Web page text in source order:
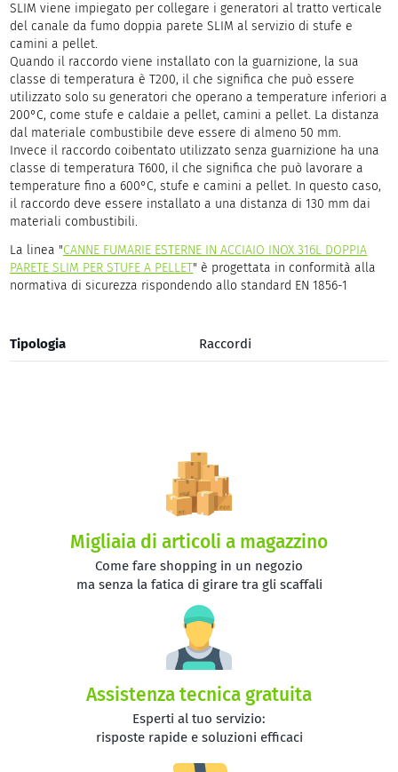
SLIM viene impiegato per collegare i generatori al tratto verticale
del canale da fumo doppia parete SLIM al servizio di stufe e
camini a pellet.
Quando il raccordo viene installato con la guarnizione, la sua
classe di temperatura è T200, il che significa che può essere
utilizzato solo su generatori che operano a temperature inferiori a
200°C, come stufe e caldaie a pellet, camini a pellet. La distanza
dal materiale combustibile deve essere di almeno 50 mm.
Invece il raccordo coibentato utilizzato senza guarnizione ha una
classe di temperatura T600, il che significa che può lavorare a
temperature fino a 600°C, stufe e camini a pellet. In questo caso,
il raccordo deve essere installato a una distanza di 130 mm dai
materiali combustibili.
La linea "CANNE FUMARIE ESTERNE IN ACCIAIO INOX 316L DOPPIA
PARETE SLIM PER STUFE A PELLET" è progettata in conformità alla
normativa di sicurezza rispondendo allo standard EN 1856-1
Tipologia Raccordi
Migliaia di articoli a magazzino
Come fare shopping in un negozio
ma senza la fatica di girare tra gli scaffali
Assistenza tecnica gratuita
Esperti al tuo servizio:
risposte rapide e soluzioni efficaci